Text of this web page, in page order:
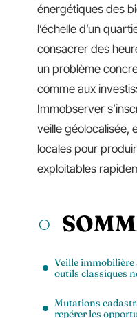
énergétiques des
l’échelle d’un
consacrer des
un problème
comme aux
Immobserver
veille géolocalisée,
locales pour
exploitables
Veille immobilière
outils classiques
Mutations
repérer les